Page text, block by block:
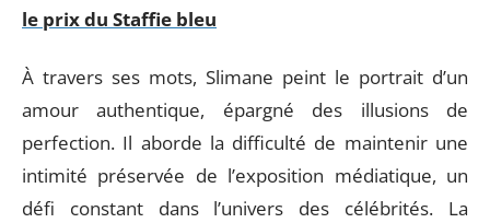
le prix du Staffie bleu
À travers ses mots, Slimane peint le portrait d’un
amour authentique, épargné des illusions de
perfection. Il aborde la difficulté de maintenir une
intimité préservée de l’exposition médiatique, un
défi constant dans l’univers des célébrités. La